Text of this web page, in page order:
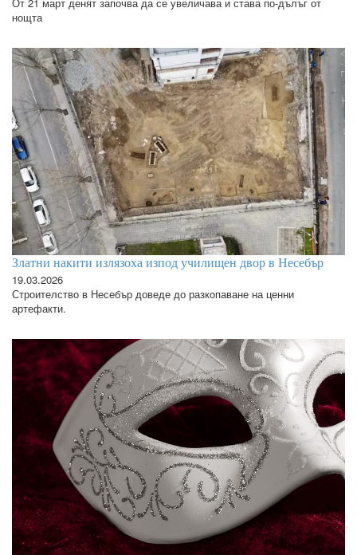
нощта
Златни накити излязоха изпод училищен двор в Несебър
19.03.2026
Строителство в Несебър доведе до разкопаване на ценни
артефакти.